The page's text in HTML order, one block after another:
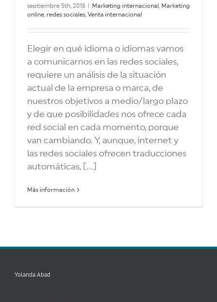
septiembre 5th, 2018 Marketing internacional
Marketing
online redes sociales Venta internacional
Elegir en qué idioma o idiomas vamos
a comunicarnos en las redes sociales,
requiere un análisis de la situación
actual de la empresa o marca, de
nuestros objetivos a medio/largo plazo
y de que posibilidades nos ofrece cada
red social en cada momento, porque
van cambiando. Y, aunque, internet y
las redes sociales ofrecen traducciones
automáticas, [...]
Más información
Yolanda Abad